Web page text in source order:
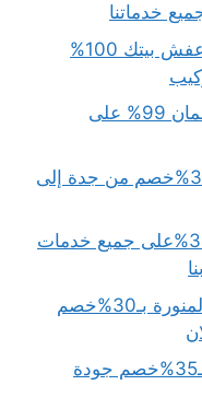
دينا نقل عفش حي العارض..نقل عفش بيتك 100%
دينا نقل عفش حي اليرموك مع ضمان 99% على
نقل عفش من جدة الى الباحة بـ35%خصم من جدة إلى
دينا نقل عفش حي الملز..خصم 30%على جميع خدمات
افضل شركة نقل عفش بالمدينة المنورة بـ30%خصم
ارخص شركة نقل عفش بالدمام بـ35%خصم جودة